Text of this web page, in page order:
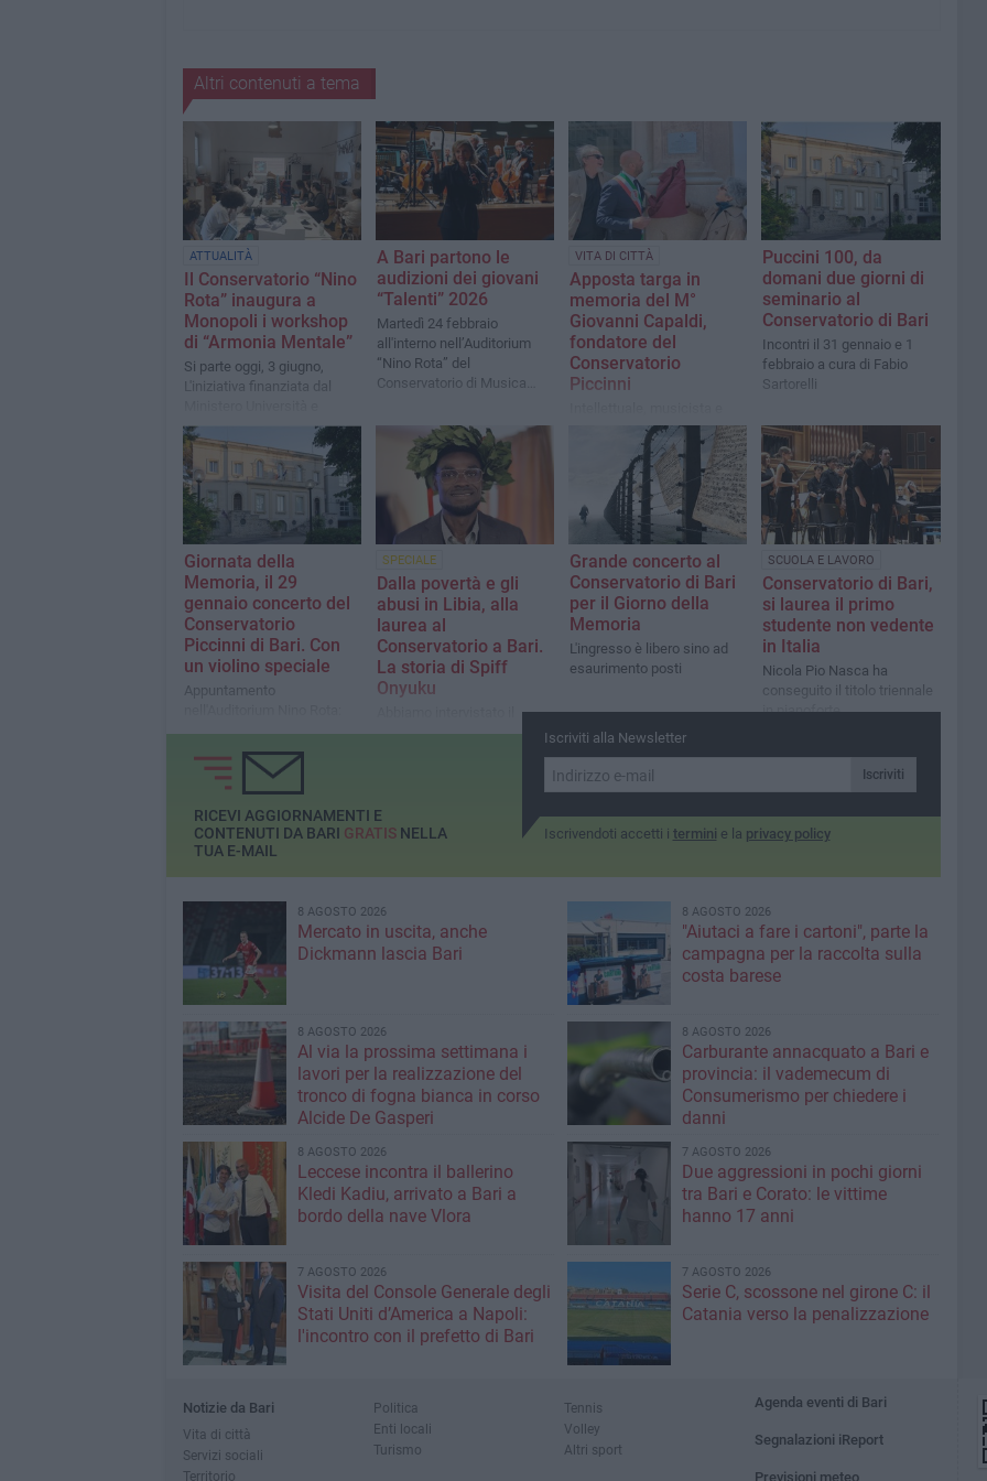
Altri contenuti a tema
ATTUALITÀ
Il Conservatorio “Nino
Rota” inaugura a
Monopoli i workshop
di “Armonia Mentale”
Si parte oggi, 3 giugno,
L'iniziativa finanziata dal
Ricerca
A Bari partono le
audizioni dei giovani
“Talenti” 2026
Martedì 24 febbraio
all'interno nell’Auditorium
“Nino Rota” del
Conservatorio di Musica
VITA DI CITTÀ
Apposta targa in
memoria del M°
Giovanni Capaldi,
fondatore del
Conservatorio
Piccinni
critico barese: l'omaggio
all’angolo tra via Melo e
corso Vittorio Emanuele
Puccini 100, da
domani due giorni di
seminario al
Conservatorio di Bari
Incontri il 31 gennaio e 1
febbraio a cura di Fabio
Sartorelli
Giornata della
Memoria, il 29
gennaio concerto del
Conservatorio
Piccinni di Bari. Con
un violino speciale
Appuntamento
sarà utilizzato per la prima
volta il "Violino Manzi"
recuperato a Dachau
SPECIALE
Dalla povertà e gli
abusi in Libia, alla
laurea al
Conservatorio a Bari.
La storia di Spiff
Onyuku
giovane musicista
Grande concerto al
Conservatorio di Bari
per il Giorno della
Memoria
L'ingresso è libero sino ad
esaurimento posti
SCUOLA E LAVORO
Conservatorio di Bari,
si laurea il primo
studente non vedente
in Italia
Nicola Pio Nasca ha
conseguito il titolo triennale
in pianoforte
Iscriviti alla Newsletter
Iscriviti
Iscrivendoti accetti i termini e la privacy policy
RICEVI AGGIORNAMENTI E
CONTENUTI DA BARI GRATISNELLA
TUA E-MAIL
8 AGOSTO 2026
Mercato in uscita, anche
Dickmann lascia Bari
8 AGOSTO 2026
"Aiutaci a fare i cartoni", parte la
campagna per la raccolta sulla
costa barese
8 AGOSTO 2026
Al via la prossima settimana i
lavori per la realizzazione del
tronco di fogna bianca in corso
Alcide De Gasperi
8 AGOSTO 2026
Carburante annacquato a Bari e
provincia: il vademecum di
Consumerismo per chiedere i
danni
8 AGOSTO 2026
Leccese incontra il ballerino
Kledi Kadiu, arrivato a Bari a
bordo della nave Vlora
7 AGOSTO 2026
Due aggressioni in pochi giorni
tra Bari e Corato: le vittime
hanno 17 anni
7 AGOSTO 2026
Visita del Console Generale degli
Stati Uniti d’America a Napoli:
l'incontro con il prefetto di Bari
7 AGOSTO 2026
Serie C, scossone nel girone C: il
Catania verso la penalizzazione
Notizie da Bari
Vita di città
Servizi sociali
Territorio
Politica
Enti locali
Turismo
Tennis
Volley
Altri sport
Agenda eventi di Bari
Segnalazioni iReport
Previsioni meteo